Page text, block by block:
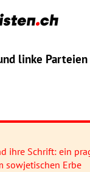
linke
ihre Schrift: ein
sowjetischen Erbe